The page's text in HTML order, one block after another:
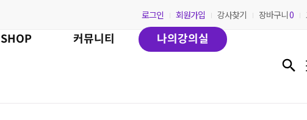
로그인 회원가입 강사찾기 장바구니0
커뮤니티 나의강의실